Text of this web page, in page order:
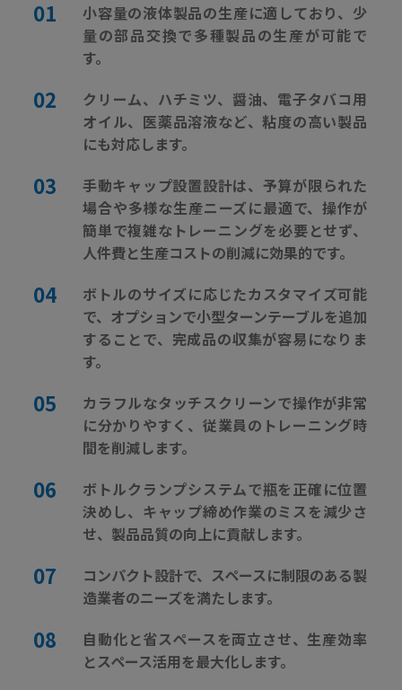
小容量の液体製品の生産に適しており、少
量の部品交換で多種製品の生産が可能で
す。
クリーム、ハチミツ、醤油、電子タバコ用
オイル、医薬品溶液など、粘度の高い製品
にも対応します。
手動キャップ設置設計は、予算が限られた
場合や多様な生産ニーズに最適で、操作が
簡単で複雑なトレーニングを必要とせず、
人件費と生産コストの削減に効果的です。
ボトルのサイズに応じたカスタマイズ可能
で、オプションで小型ターンテーブルを追加
することで、完成品の収集が容易になりま
す。
カラフルなタッチスクリーンで操作が非常
に分かりやすく、従業員のトレーニング時
間を削減します。
ボトルクランプシステムで瓶を正確に位置
決めし、キャップ締め作業のミスを減少さ
せ、製品品質の向上に貢献します。
コンパクト設計で、スペースに制限のある製
造業者のニーズを満たします。
自動化と省スペースを両立させ、生産効率
とスペース活用を最大化します。